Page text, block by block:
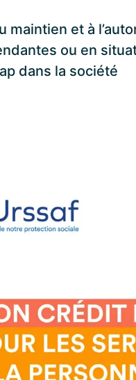
maintien et à
ou en
dans la société